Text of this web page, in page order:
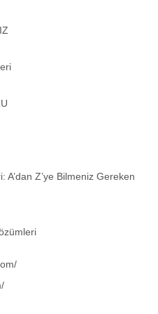
A’dan Z’ye Bilmeniz Gereken